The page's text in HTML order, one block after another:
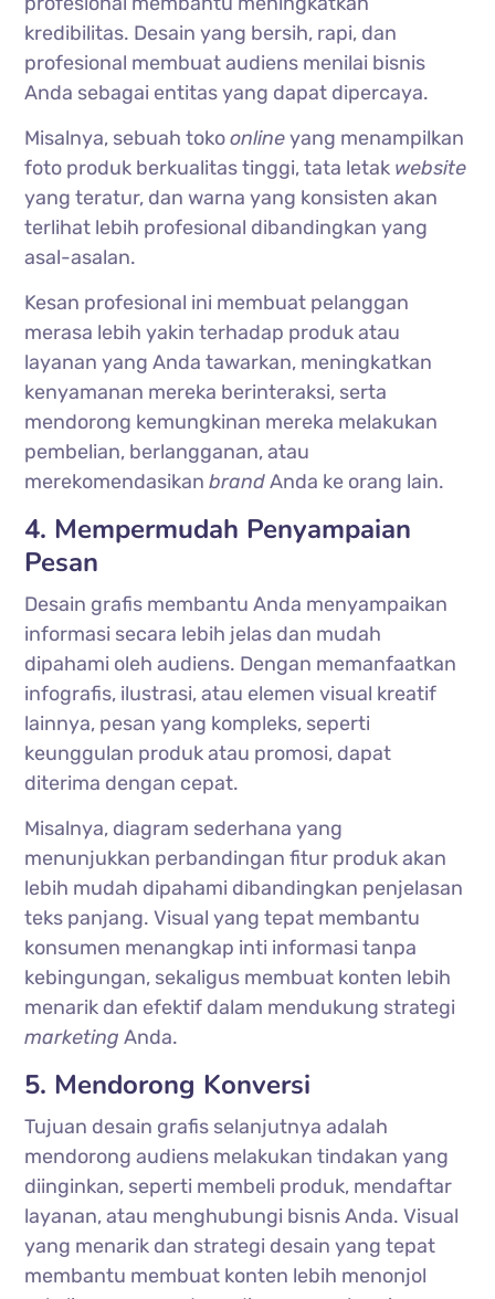
kredibilitas. Desain yang bersih, rapi, dan
profesional membuat audiens menilai bisnis
Anda sebagai entitas yang dapat dipercaya.
Misalnya, sebuah tokoonlineyang menampilkan
foto produk berkualitas tinggi, tata letak website
yang teratur, dan warna yang konsisten akan
terlihat lebih profesional dibandingkan yang
asal-asalan.
Kesan profesional ini membuat pelanggan
merasa lebih yakin terhadap produk atau
layanan yang Anda tawarkan, meningkatkan
kenyamanan mereka berinteraksi, serta
mendorong kemungkinan mereka melakukan
pembelian, berlangganan, atau
merekomendasikanbrandAnda ke orang lain.
4. Mempermudah Penyampaian
Pesan
Desain grafis membantu Anda menyampaikan
informasi secara lebih jelas dan mudah
dipahami oleh audiens. Dengan memanfaatkan
infografis, ilustrasi, atau elemen visual kreatif
lainnya, pesan yang kompleks, seperti
keunggulan produk atau promosi, dapat
diterima dengan cepat.
Misalnya, diagram sederhana yang
menunjukkan perbandingan fitur produk akan
lebih mudah dipahami dibandingkan penjelasan
teks panjang. Visual yang tepat membantu
konsumen menangkap inti informasi tanpa
kebingungan, sekaligus membuat konten lebih
menarik dan efektif dalam mendukung strategi
marketing Anda.
5. Mendorong Konversi
Tujuan desain grafis selanjutnya adalah
mendorong audiens melakukan tindakan yang
diinginkan, seperti membeli produk, mendaftar
layanan, atau menghubungi bisnis Anda. Visual
yang menarik dan strategi desain yang tepat
membantu membuat konten lebih menonjol